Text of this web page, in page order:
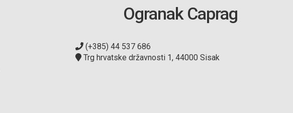
Ogranak Caprag
(+385) 44 537 686
Trg hrvatske državnosti 1, 44000 Sisak